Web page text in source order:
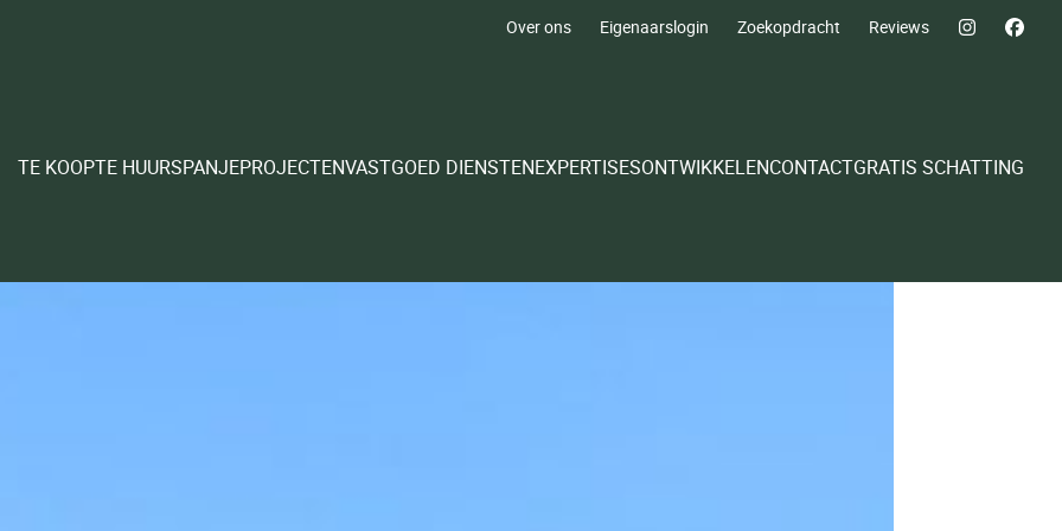
Over ons Eigenaarslogin Zoekopdracht Reviews
TE KOOPTE HUURSPANJEPROJECTENVASTGOED DIENSTENEXPERTISESONTWIKKELENCONTACTGRATIS SCHATTING